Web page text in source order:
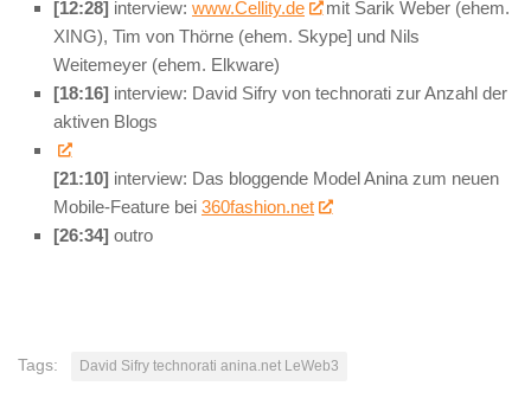
[12:28] interview: www.Cellity.de
mit Sarik Weber (ehem.
XING), Tim von Thörne (ehem. Skype] und Nils
Weitemeyer (ehem. Elkware)
[18:16] interview: David Sifry von technorati zur Anzahl der
aktiven Blogs
[21:10] interview: Das bloggende Model Anina zum neuen
Mobile-Feature bei 360fashion.net
[26:34] outro
Tags: David Sifry technorati anina.net LeWeb3